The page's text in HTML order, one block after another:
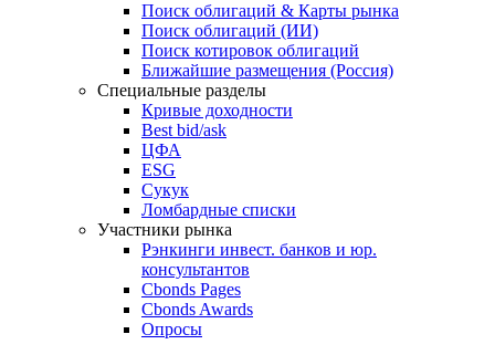
Поиск облигаций & Карты рынка
Поиск облигаций (ИИ)
Поиск котировок облигаций
Ближайшие размещения (Россия)
Специальные разделы
Кривые доходности
Best bid/ask
ЦФА
ESG
Сукук
Ломбардные списки
Участники рынка
Рэнкинги инвест. банков и юр.
консультантов
Cbonds Pages
Cbonds Awards
Опросы